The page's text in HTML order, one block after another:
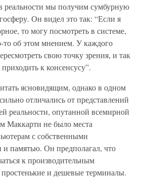
реальности мы получим сумбурную
Он видел это так: “Если я
то могу посмотреть в системе,
то об этом мнением. У каждого
свою точку зрения, и так
к консенсусу”.
ясновидящим, однако в одном
отличались от представлений
реальности, опутанной всемирной
Маккарти не было места
с собственными
и памятью. Он предполагал, что
к производительным
и дешевые терминалы.